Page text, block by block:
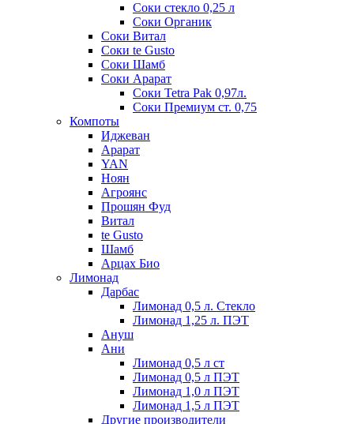
Соки стекло 0,25 л
Соки Органик
Соки Витал
Соки te Gusto
Соки Шамб
Соки Арарат
Соки Tetra Pak 0,97л.
Соки Премиум ст. 0,75
Компоты
Иджеван
Арарат
YAN
Ноян
Агроянс
Прошян Фуд
Витал
te Gusto
Шамб
Арцах Био
Лимонад
Дарбас
Лимонад 0,5 л. Стекло
Лимонад 1,25 л. ПЭТ
Ануш
Ани
Лимонад 0,5 л ст
Лимонад 0,5 л ПЭТ
Лимонад 1,0 л ПЭТ
Лимонад 1,5 л ПЭТ
Другие производители